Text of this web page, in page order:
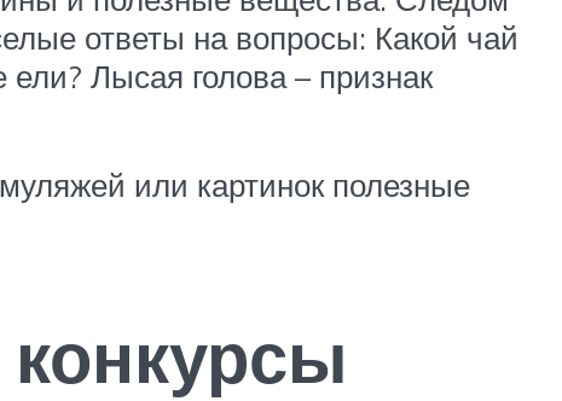
ответы на вопросы: Какой чай
Лысая голова – признак
или картинок полезные